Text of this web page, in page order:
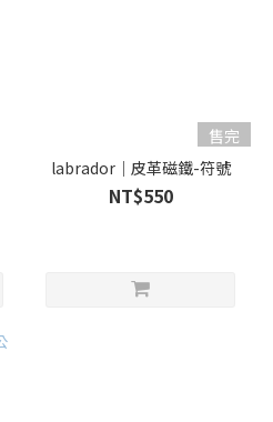
售完
labrador｜皮革磁鐵-符號
NT$550